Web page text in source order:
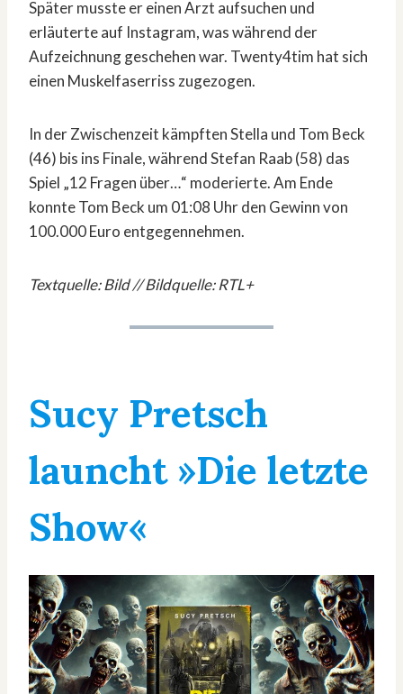
Später musste er einen Arzt aufsuchen und
erläuterte auf Instagram, was während der
Aufzeichnung geschehen war. Twenty4tim hat sich
einen Muskelfaserriss zugezogen.
In der Zwischenzeit kämpften Stella und Tom Beck
(46) bis ins Finale, während Stefan Raab (58) das
Spiel „12 Fragen über…“ moderierte. Am Ende
konnte Tom Beck um 01:08 Uhr den Gewinn von
100.000 Euro entgegennehmen.
Textquelle: Bild // Bildquelle: RTL+
Sucy Pretsch
launcht »Die letzte
Show«